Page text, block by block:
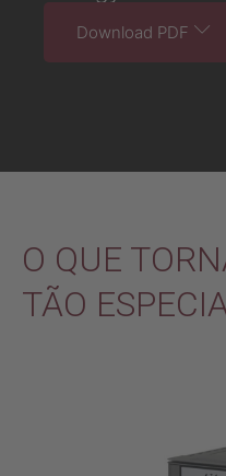
Download PDF
O QUE
TÃO